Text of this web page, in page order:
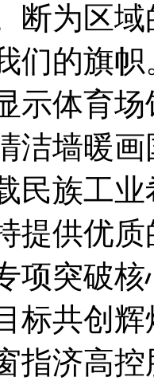
断为区
们的旗
示体育
洁墙暖
民族工
提供优
项突破
标共创
指济高